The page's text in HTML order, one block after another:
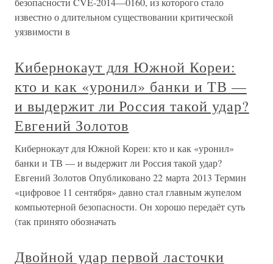
известно о длительном существовании критической
уязвимости в
Кибернокаут для Южной Кореи:
кто и как «уронил» банки и ТВ —
и выдержит ли Россия такой удар?
Евгений Золотов
Кибернокаут для Южной Кореи: кто и как «уронил»
банки и ТВ — и выдержит ли Россия такой удар?
Евгений Золотов Опубликовано 22 марта 2013 Термин
«цифровое 11 сентября» давно стал главным жупелом
компьютерной безопасности. Он хорошо передаёт суть
(так принято обозначать
Двойной удар первой ласточки